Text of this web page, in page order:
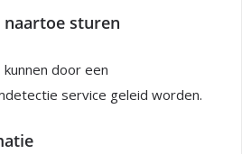
sturen
door een
service geleid worden.